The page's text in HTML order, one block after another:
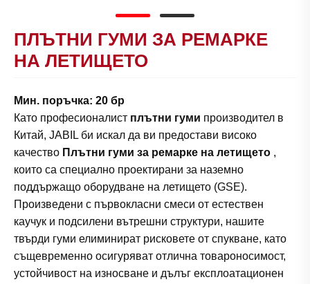
ПЛЪТНИ ГУМИ ЗА РЕМАРКЕ
НА ЛЕТИЩЕТО
Мин. поръчка: 20 бр
Като професионалист плътни гуми производител в
Китай, JABIL би искал да ви предостави високо
качество Плътни гуми за ремарке на летището ,
които са специално проектирани за наземно
поддържащо оборудване на летището (GSE).
Произведени с първокласни смеси от естествен
каучук и подсилени вътрешни структури, нашите
твърди гуми елиминират рисковете от спукване, като
същевременно осигуряват отлична товароносимост,
устойчивост на износване и дълъг експлоатационен